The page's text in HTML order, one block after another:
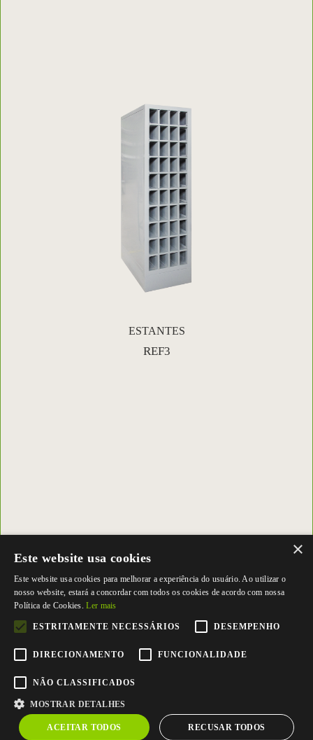
ESTANTES
REF3
×
Este website usa cookies
Este website usa cookies para melhorar a experiência do usuário. Ao utilizar o
nosso website, estará a concordar com todos os cookies de acordo com nossa
Política de Cookies.Ler mais
ESTRITAMENTE NECESSÁRIOS DESEMPENHO
DIRECIONAMENTO FUNCIONALIDADE
NÃO CLASSIFICADOS
MOSTRAR DETALHES
ACEITAR TODOS RECUSAR TODOS